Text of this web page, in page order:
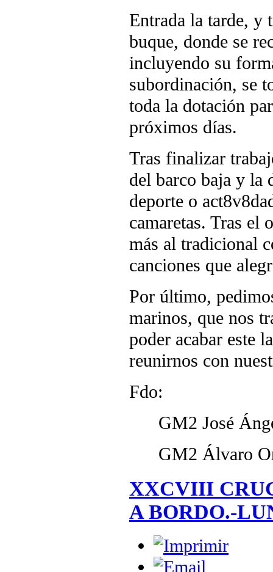
Entrada la tarde, y
buque, donde se
incluyendo su
subordinación, se
toda la dotación
próximos días.
Tras finalizar
del barco baja y la
deporte o
camaretas. Tras el
más al tradicional
canciones que
Por último,
marinos, que nos
poder acabar este
reunirnos con
Fdo:
GM2 José
GM2 Álvaro
XXCVIII
A BORDO.-